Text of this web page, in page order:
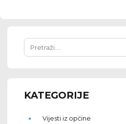
KATEGORIJE
Vijesti iz općine